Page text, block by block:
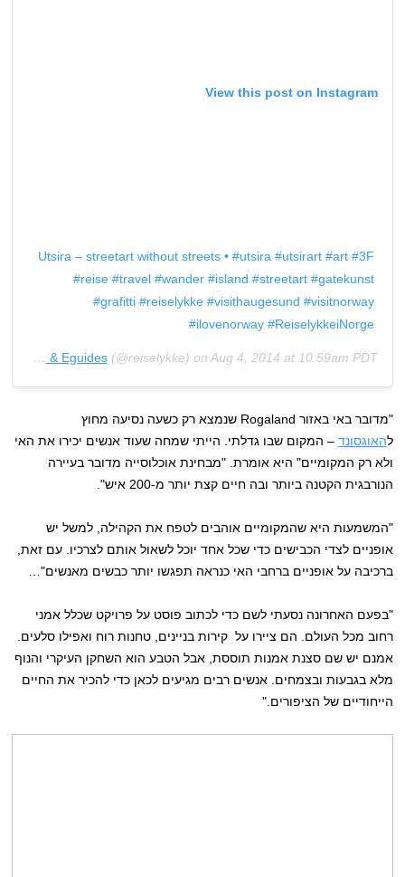
View this post on Instagram
Utsira – streetart without streets • #utsira #utsirart #art #3F
#reise #travel #wander #island #streetart #gatekunst
#grafitti #reiselykke #visithaugesund #visitnorway
#ilovenorway #ReiselykkeiNorge
Travel Magazine & Eguides(@reiselykke) on Aug 4, 2014 at 10:59am PDT
"מדובר באי באזור Rogaland שנמצא רק כשעה נסיעה מחוץ
להאוגסונד – המקום שבו גדלתי. הייתי שמחה שעוד אנשים יכירו את האי
ולא רק המקומיים" היא אומרת. "מבחינת אוכלוסייה מדובר בעיירה
הנורבגית הקטנה ביותר ובה חיים קצת יותר מ-200 איש".
"המשמעות היא שהמקומיים אוהבים לטפח את הקהילה, למשל יש
אופניים לצדי הכבישים כדי שכל אחד יוכל לשאול אותם לצרכיו. עם זאת,
ברכיבה על אופניים ברחבי האי כנראה תפגשו יותר כבשים מאנשים"…
"בפעם האחרונה נסעתי לשם כדי לכתוב פוסט על פרויקט שכלל אמני
רחוב מכל העולם. הם ציירו על קירות בניינים, טחנות רוח ואפילו סלעים.
אמנם יש שם סצנת אמנות תוססת, אבל הטבע הוא השחקן העיקרי והנוף
מלא בגבעות ובצמחים. אנשים רבים מגיעים לכאן כדי להכיר את החיים
הייחודיים של הציפורים."